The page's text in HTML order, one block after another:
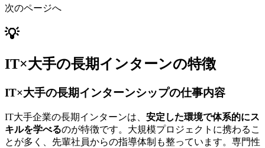
次のページへ
💡
IT×大手の長期インターンの特徴
IT×大手の長期インターンシップの仕事内容
IT大手企業の長期インターンは、 安定した環境で体系的にス
キルを学べるのが特徴です。大規模プロジェクトに携わるこ
とが多く、先輩社員からの指導体制も整っています。専門性